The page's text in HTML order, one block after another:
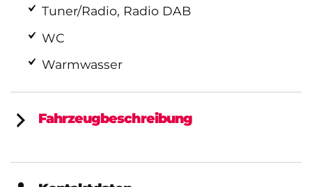
Tuner/Radio, Radio DAB
WC
Warmwasser
Fahrzeugbeschreibung